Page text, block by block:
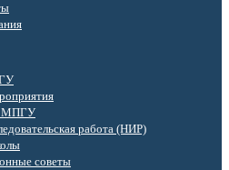
МПГУ
работа (НИР)
советы